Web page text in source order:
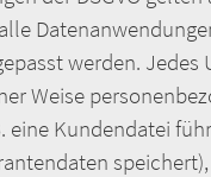
werden. Jedes
Weise
eine Kundendatei